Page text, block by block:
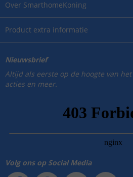
Over SmarthomeKoning
Product extra informatie
Nieuwsbrief
Altijd als eerste op de hoogte van
acties en meer.
Volg ons op Social Media